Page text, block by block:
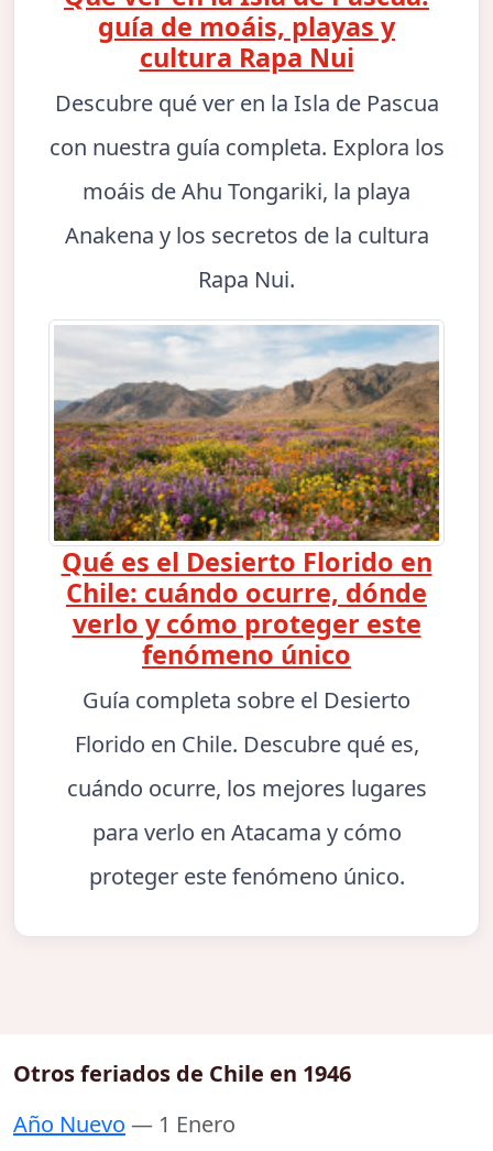
guía de moáis, playas y
cultura Rapa Nui
Descubre qué ver en la Isla de Pascua
con nuestra guía completa. Explora los
moáis de Ahu Tongariki, la playa
Anakena y los secretos de la cultura
Rapa Nui.
Qué es el Desierto Florido en
Chile: cuándo ocurre, dónde
verlo y cómo proteger este
fenómeno único
Guía completa sobre el Desierto
Florido en Chile. Descubre qué es,
cuándo ocurre, los mejores lugares
para verlo en Atacama y cómo
proteger este fenómeno único.
Otros feriados de Chile en 1946
Año Nuevo — 1 Enero